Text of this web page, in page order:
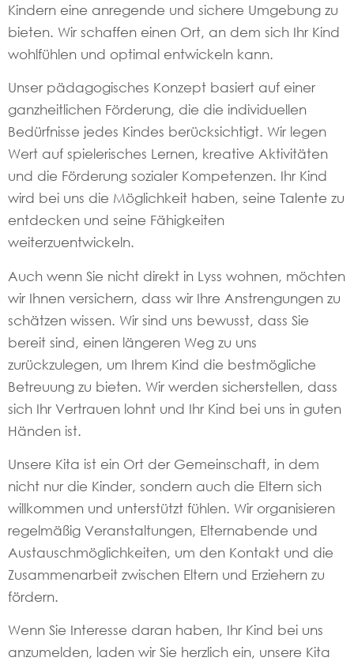
Kindern eine anregende und sichere Umgebung zu
bieten. Wir schaffen einen Ort, an dem sich Ihr Kind
wohlfühlen und optimal entwickeln kann.
Unser pädagogisches Konzept basiert auf einer
ganzheitlichen Förderung, die die individuellen
Bedürfnisse jedes Kindes berücksichtigt. Wir legen
Wert auf spielerisches Lernen, kreative Aktivitäten
und die Förderung sozialer Kompetenzen. Ihr Kind
wird bei uns die Möglichkeit haben, seine Talente zu
entdecken und seine Fähigkeiten
weiterzuentwickeln.
Auch wenn Sie nicht direkt in Lyss wohnen, möchten
wir Ihnen versichern, dass wir Ihre Anstrengungen zu
schätzen wissen. Wir sind uns bewusst, dass Sie
bereit sind, einen längeren Weg zu uns
zurückzulegen, um Ihrem Kind die bestmögliche
Betreuung zu bieten. Wir werden sicherstellen, dass
sich Ihr Vertrauen lohnt und Ihr Kind bei uns in guten
Händen ist.
Unsere Kita ist ein Ort der Gemeinschaft, in dem
nicht nur die Kinder, sondern auch die Eltern sich
willkommen und unterstützt fühlen. Wir organisieren
regelmäßig Veranstaltungen, Elternabende und
Austauschmöglichkeiten, um den Kontakt und die
Zusammenarbeit zwischen Eltern und Erziehern zu
fördern.
Wenn Sie Interesse daran haben, Ihr Kind bei uns
anzumelden, laden wir Sie herzlich ein, unsere Kita